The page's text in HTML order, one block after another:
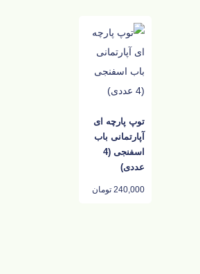
توپ پارچه ای
آپارتمانی باب
اسفنجی (4
عددی)
240,000 تومان